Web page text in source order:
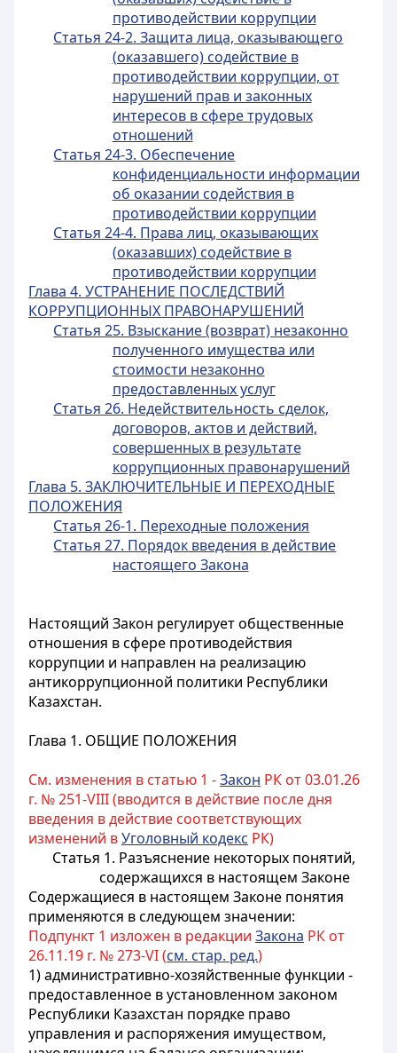
противодействии коррупции
Статья 24-2. Защита лица, оказывающего
(оказавшего) содействие в
противодействии коррупции, от
нарушений прав и законных
интересов в сфере трудовых
отношений
Статья 24-3. Обеспечение
конфиденциальности информации
об оказании содействия в
противодействии коррупции
Статья 24-4. Права лиц, оказывающих
(оказавших) содействие в
противодействии коррупции
Глава 4. УСТРАНЕНИЕ ПОСЛЕДСТВИЙ
КОРРУПЦИОННЫХ ПРАВОНАРУШЕНИЙ
Статья 25. Взыскание (возврат) незаконно
полученного имущества или
стоимости незаконно
предоставленных услуг
Статья 26. Недействительность сделок,
договоров, актов и действий,
совершенных в результате
коррупционных правонарушений
Глава 5. ЗАКЛЮЧИТЕЛЬНЫЕ И ПЕРЕХОДНЫЕ
ПОЛОЖЕНИЯ
Статья 26-1. Переходные положения
Статья 27. Порядок введения в действие
настоящего Закона
Настоящий Закон регулирует общественные
отношения в сфере противодействия
коррупции и направлен на реализацию
антикоррупционной политики Республики
Казахстан.
Глава 1. ОБЩИЕ ПОЛОЖЕНИЯ
См. изменения в статью 1 -Закон РК от 03.01.26
г. № 251-VIII (вводится в действие после дня
введения в действие соответствующих
изменений вУголовный кодекс РК)
Статья 1. Разъяснение некоторых понятий,
содержащихся в настоящем Законе
Содержащиеся в настоящем Законе понятия
применяются в следующем значении:
Подпункт 1 изложен в редакции Закона РК от
26.11.19 г. № 273-VI (см. стар. ред.)
1) административно-хозяйственные функции -
предоставленное в установленном законом
Республики Казахстан порядке право
управления и распоряжения имуществом,